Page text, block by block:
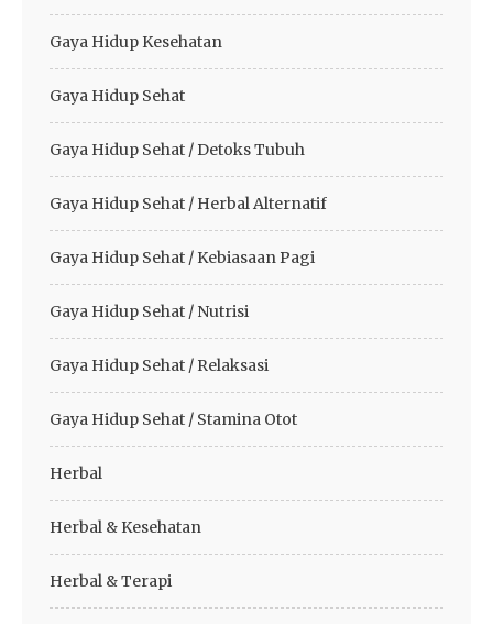
Gaya Hidup Kesehatan
Gaya Hidup Sehat
Gaya Hidup Sehat / Detoks Tubuh
Gaya Hidup Sehat / Herbal Alternatif
Gaya Hidup Sehat / Kebiasaan Pagi
Gaya Hidup Sehat / Nutrisi
Gaya Hidup Sehat / Relaksasi
Gaya Hidup Sehat / Stamina Otot
Herbal
Herbal & Kesehatan
Herbal & Terapi